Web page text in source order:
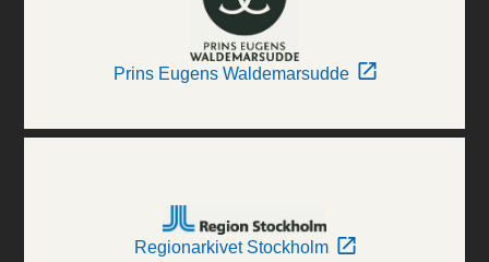
Prins Eugens Waldemarsudde
Regionarkivet Stockholm